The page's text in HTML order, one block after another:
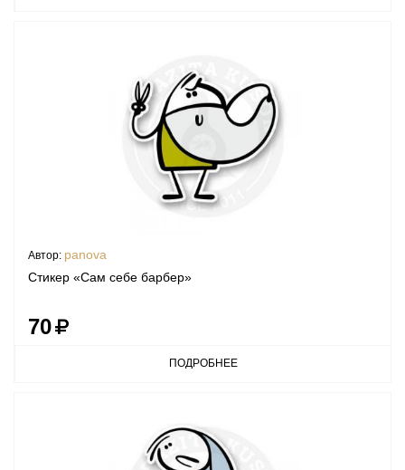
Автор: panova
Стикер «Сам себе барбер»
70
ПОДРОБНЕЕ